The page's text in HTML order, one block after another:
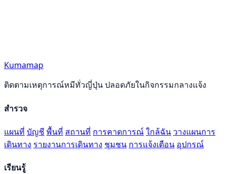
Kumamap
ติดตามเหตุการณ์หมีทั่วญี่ปุ่น ปลอดภัยในกิจกรรมกลางแจ้ง
สำรวจ
แผนที่ บัญชี พื้นที่ สถานที่ การคาดการณ์ใกล้ฉัน วางแผนการ
เดินทาง รายงานการเดินทาง ชุมชน การแจ้งเตือน อุปกรณ์
เรียนรู้